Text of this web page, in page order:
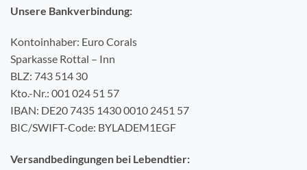
Unsere Bankverbindung:
Kontoinhaber: Euro Corals
Sparkasse Rottal – Inn
BLZ: 743 514 30
Kto.-Nr.: 001 024 51 57
IBAN: DE20 7435 1430 0010 2451 57
BIC/SWIFT-Code: BYLADEM1EGF
Versandbedingungen bei Lebendtier: